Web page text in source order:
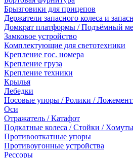
Брызговики для прицепов
Держатели запасного колеса и
Домкрат платформы / Подъёмный
Замковое устройство
Комплектующие для светотехники
Крепление гос. номера
Крепление груза
Крепление техники
Крылья
Лебедки
Носовые упоры / Ролики /
Оси
Отражатель / Катафот
Подкатные колеса / Стойки / Хомуты
Противооткатные упоры
Противоугонные устройства
Рессоры